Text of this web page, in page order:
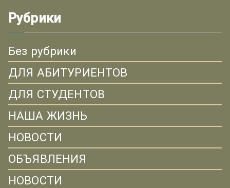
Рубрики
Без рубрики
ДЛЯ АБИТУРИЕНТОВ
ДЛЯ СТУДЕНТОВ
НАША ЖИЗНЬ
НОВОСТИ
ОБЪЯВЛЕНИЯ
НОВОСТИ